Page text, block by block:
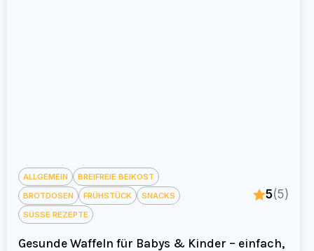
ALLGEMEIN
BREIFREIE BEIKOST
BROTDOSEN
FRÜHSTÜCK
SNACKS
SÜSSE REZEPTE
5(5)
Gesunde Waffeln für Babys & Kinder – einfach,